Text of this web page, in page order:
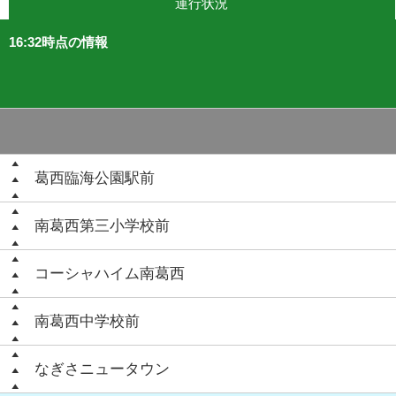
運行状況
16:32時点の情報
葛西臨海公園駅前
南葛西第三小学校前
コーシャハイム南葛西
南葛西中学校前
なぎさニュータウン